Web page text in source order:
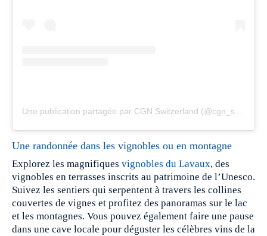
Une randonnée dans les vignobles ou en montagne
Explorez les magnifiques vignobles du Lavaux, des
vignobles en terrasses inscrits au patrimoine de l’Unesco.
Suivez les sentiers qui serpentent à travers les collines
couvertes de vignes et profitez des panoramas sur le lac
et les montagnes. Vous pouvez également faire une pause
dans une cave locale pour déguster les célèbres vins de la